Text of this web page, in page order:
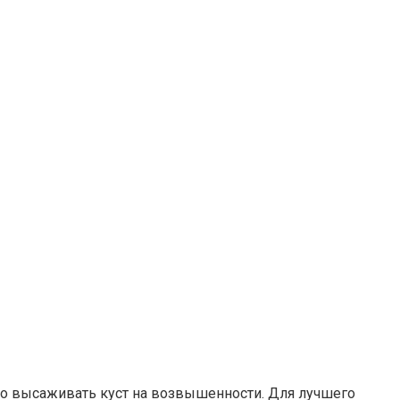
высаживать куст на возвышенности. Для лучшего